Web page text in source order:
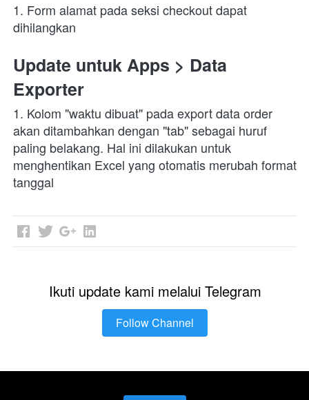
1. Form alamat pada seksi checkout dapat
dihilangkan
Update untuk Apps > Data
Exporter
1. Kolom "waktu dibuat" pada export data order
akan ditambahkan dengan "tab" sebagai huruf
paling belakang. Hal ini dilakukan untuk
menghentikan Excel yang otomatis merubah format
tanggal
Ikuti update kami melalui Telegram
`Follow Channel